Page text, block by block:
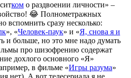
ком о раздвоении личности» –
😂 Полнометражных
вспомнить сразу несколько:
», «Человек-паук» и «Я, снова я и
и больше, но это мне надо думать
про шизофрению содержат
дохлого основного «Я»
в фильме «Игры разума»